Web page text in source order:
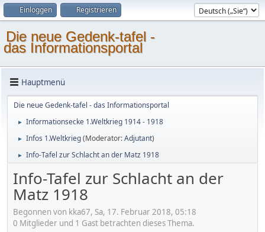
Einloggen Registrieren
Die neue Gedenk-tafel -
das Informationsportal
Hauptmenü
Die neue Gedenk-tafel - das Informationsportal
► Informationsecke 1.Weltkrieg 1914 - 1918
► Infos 1.Weltkrieg(Moderator:Adjutant)
► Info-Tafel zur Schlacht an der Matz 1918
Info-Tafel zur Schlacht an der
Matz 1918
Begonnen von kka67, Sa, 17. Februar 2018, 05:18
0 Mitglieder und 1 Gast betrachten dieses Thema.